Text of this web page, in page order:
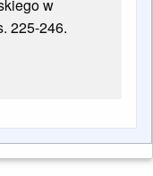
w
225-246.